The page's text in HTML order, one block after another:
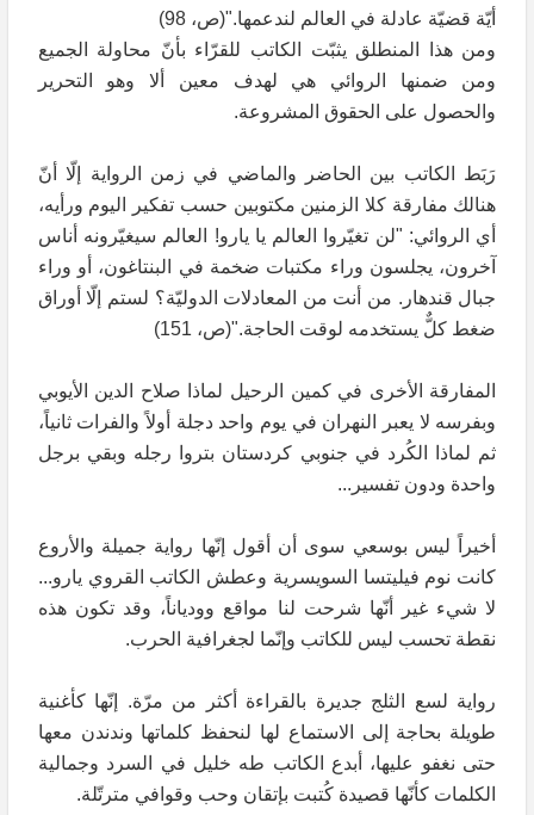
أيّة قضيّة عادلة في العالم لندعمها."(ص، 98)
ومن هذا المنطلق يثبّت الكاتب للقرّاء بأنّ محاولة الجميع
ومن ضمنها الروائي هي لهدف معين ألا وهو التحرير
والحصول على الحقوق المشروعة.
رَبَط الكاتب بين الحاضر والماضي في زمن الرواية إلّا أنّ
هنالك مفارقة كلا الزمنين مكتوبين حسب تفكير اليوم ورأيه،
أي الروائي: "لن تغيّروا العالم يا يارو! العالم سيغيّرونه أناس
آخرون، يجلسون وراء مكتبات ضخمة في البنتاغون، أو وراء
جبال قندهار. من أنت من المعادلات الدوليّة؟ لستم إلّا أوراق
ضغط كلٌّ يستخدمه لوقت الحاجة."(ص، 151)
المفارقة الأخرى في كمين الرحيل لماذا صلاح الدين الأيوبي
وبفرسه لا يعبر النهران في يوم واحد دجلة أولاً والفرات ثانياً،
ثم لماذا الكُرد في جنوبي كردستان بتروا رجله وبقي برجل
واحدة ودون تفسير...
أخيراً ليس بوسعي سوى أن أقول إنّها رواية جميلة والأروع
كانت نوم فيليتسا السويسرية وعطش الكاتب القروي يارو...
لا شيء غير أنّها شرحت لنا مواقع وودياناً، وقد تكون هذه
نقطة تحسب ليس للكاتب وإنّما لجغرافية الحرب.
رواية لسع الثلج جديرة بالقراءة أكثر من مرّة. إنّها كأغنية
طويلة بحاجة إلى الاستماع لها لنحفظ كلماتها وندندن معها
حتى نغفو عليها، أبدع الكاتب طه خليل في السرد وجمالية
الكلمات كأنّها قصيدة كُتبت بإتقان وحب وقوافي مترتّلة.